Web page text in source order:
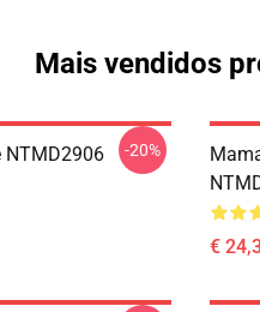
Mais vendidos
NTMD2906
-20%
€